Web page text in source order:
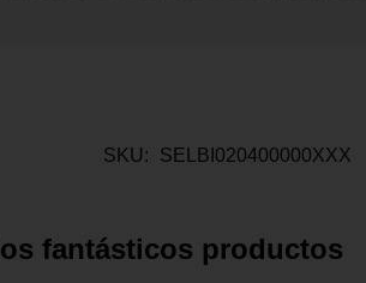
SKU: SELBI020400000XXX
fantásticos productos